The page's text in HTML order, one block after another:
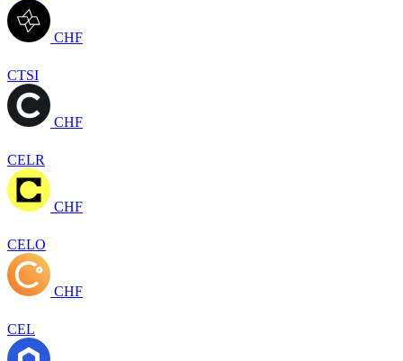
CHF
CTSI
CHF
CELR
CHF
CELO
CHF
CEL